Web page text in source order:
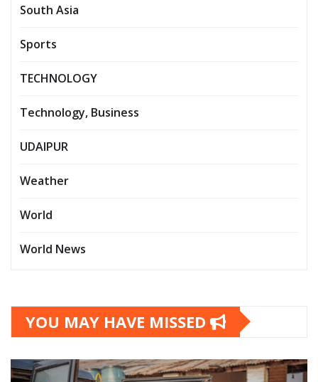
South Asia
Sports
TECHNOLOGY
Technology, Business
UDAIPUR
Weather
World
World News
YOU MAY HAVE MISSED